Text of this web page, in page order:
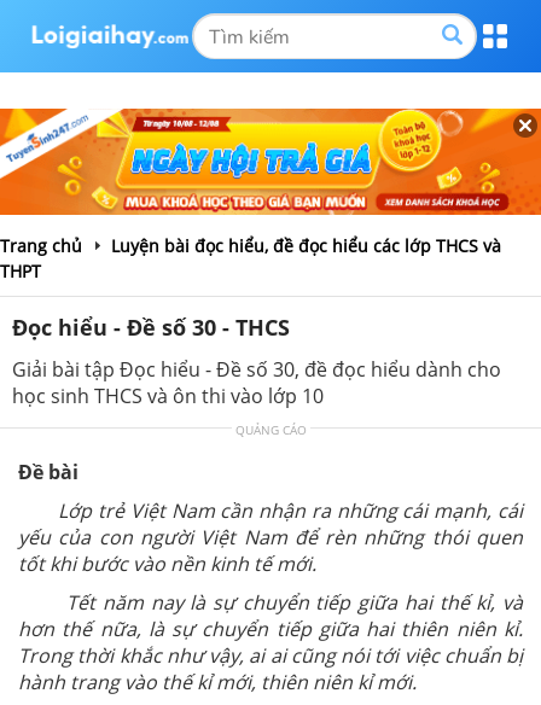
Trang chủ
Luyện bài đọc hiểu, đề đọc hiểu các lớp THCS và
THPT
Đọc hiểu - Đề số 30 - THCS
Giải bài tập Đọc hiểu - Đề số 30, đề đọc hiểu dành cho
học sinh THCS và ôn thi vào lớp 10
QUẢNG CÁO
Đề bài
Lớp trẻ Việt Nam cần nhận ra những cái mạnh, cái
yếu của con người Việt Nam để rèn những thói quen
tốt khi bước vào nền kinh tế mới.
Tết năm nay là sự chuyển tiếp giữa hai thế kỉ, và
hơn thế nữa, là sự chuyển tiếp giữa hai thiên niên kỉ.
Trong thời khắc như vậy, ai ai cũng nói tới việc chuẩn bị
hành trang vào thế kỉ mới, thiên niên kỉ mới.